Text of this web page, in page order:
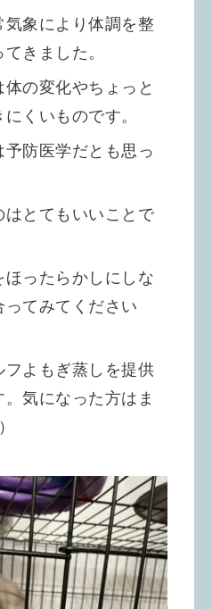
象により体調を整
きました。
の変化やちょっと
くいものです。
防医学だとも思っ
とてもいいことで
ったらかしにしな
てみてください
フよもぎ蒸しを提供
気になった方はま